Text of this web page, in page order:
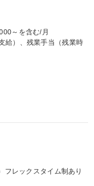
～を含む/月
給）、残業手当（残業時
フレックスタイム制あり